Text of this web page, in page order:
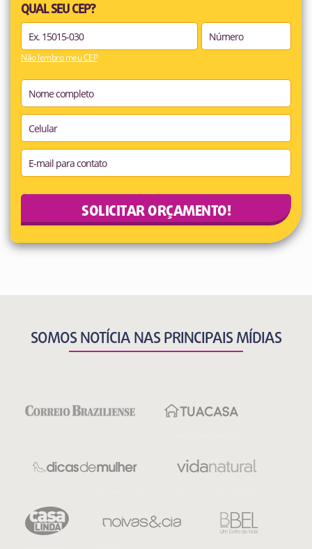
QUAL SEU CEP?
Não lembro meu CEP
SOLICITAR ORÇAMENTO!
SOMOS NOTÍCIA NAS PRINCIPAIS MÍDIAS